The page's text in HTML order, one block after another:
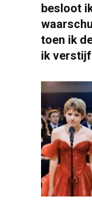
besloot
toen ik
ik